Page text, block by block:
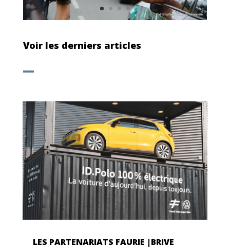
Voir les derniers articles
LES PARTENARIATS FAURIE |BRIVE